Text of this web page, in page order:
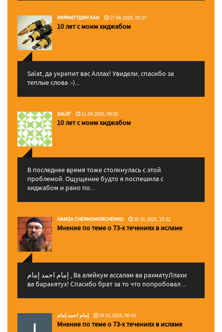
ИКРАМУТДИН ХАН 17.04.2025, 00:27
10 лет с моим хиджабом
Salat, да укрепит вас Аллаx! Увидели, спасибо за
теплые слова :-)...
SALAT 11.04.2025, 09:02
10 лет с моим хиджабом
В последнее время тоже столкнулась с этой
проблемой. Ощущение будто я поспешила с
хиджабом и рано по...
HAMZA CHERNOMORCHENKO 30.01.2025, 15:22
Мнение по теме о 73-х течениях в исламе
إمام احمد إمام , Ва алейкум ассалам ва рахматуЛлахи
ва баракятух! Спасибо брат за то что попробовал ...
إمام احمد إمام 29.01.2025, 00:43
Мнение по теме о 73-х течениях в исламе